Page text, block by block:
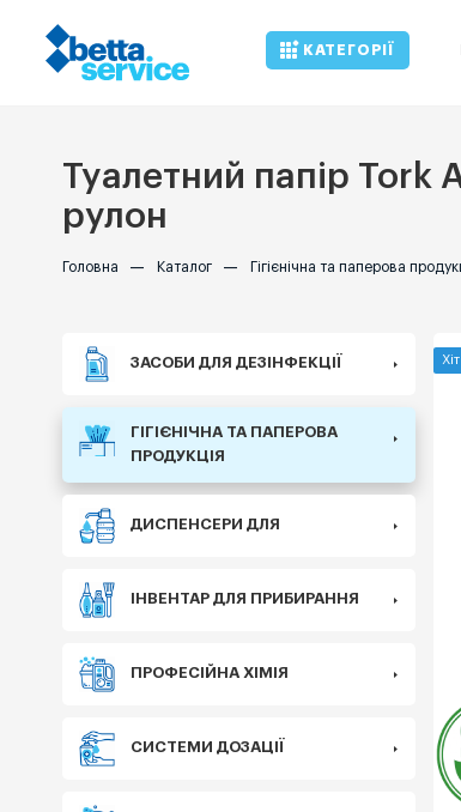
КАТЕГОРІЇ
Туалетний папір Tork
рулон
Головна — Каталог — Гігієнічна та паперова
Хіт
ЗАСОБИ ДЛЯ ДЕЗІНФЕКЦІЇ
ГІГІЄНІЧНА ТА ПАПЕРОВА
ПРОДУКЦІЯ
ДИСПЕНСЕРИ ДЛЯ
ІНВЕНТАР ДЛЯ ПРИБИРАННЯ
ПРОФЕСІЙНА ХІМІЯ
СИСТЕМИ ДОЗАЦІЇ